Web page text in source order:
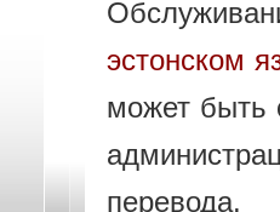
эстонском
может быть
перевода.